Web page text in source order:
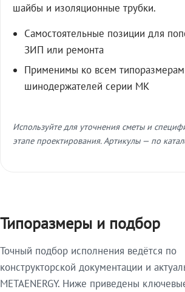
шайбы и изоляционные трубки.
Самостоятельные позиции для
ЗИП или ремонта
Применимы ко всем типоразмерам
шинодержателей серии МК
Используйте для уточнения сметы и
этапе проектирования. Артикулы — по
Типоразмеры и подбор
Точный подбор исполнения ведётся по
конструкторской документации и
METAENERGY. Ниже приведены